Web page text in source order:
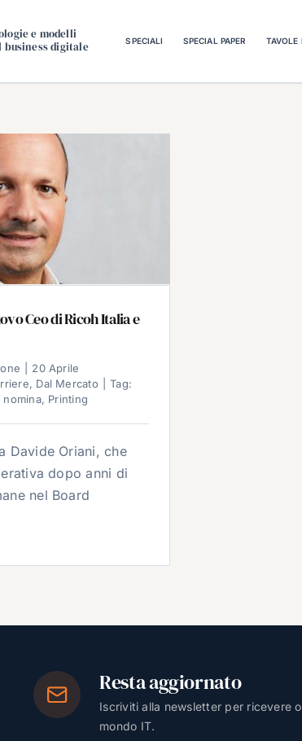
e modelli
business digitale
SPECIALI SPECIAL PAPER TAVOLE
Ceo di Ricoh Italia e
20 Aprile
, Dal Mercato
Tag:
nomina, Printing
Davide Oriani, che
dopo anni di
nel Board
Resta aggiornato
Iscriviti alla newsletter per ricevere
mondo IT.